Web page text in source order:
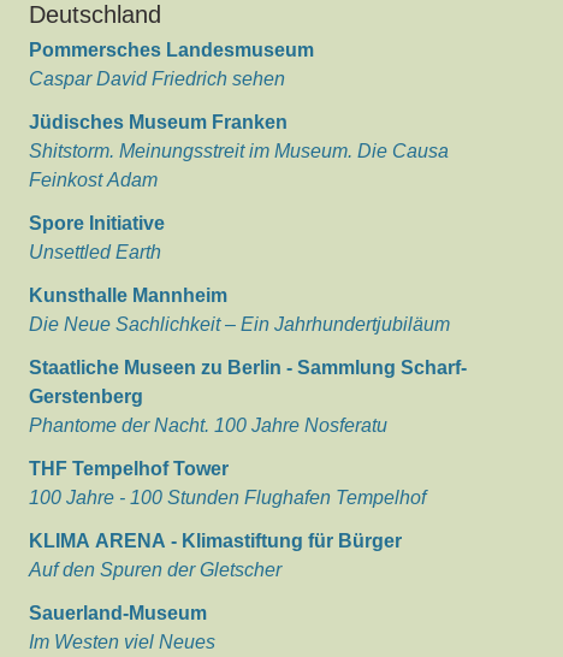
Deutschland
Pommersches Landesmuseum
Caspar David Friedrich sehen
Jüdisches Museum Franken
Shitstorm. Meinungsstreit im Museum. Die Causa
Feinkost Adam
Spore Initiative
Unsettled Earth
Kunsthalle Mannheim
Die Neue Sachlichkeit – Ein Jahrhundertjubiläum
Staatliche Museen zu Berlin - Sammlung Scharf-
Gerstenberg
Phantome der Nacht. 100 Jahre Nosferatu
THF Tempelhof Tower
100 Jahre - 100 Stunden Flughafen Tempelhof
KLIMA ARENA - Klimastiftung für Bürger
Auf den Spuren der Gletscher
Sauerland-Museum
Im Westen viel Neues